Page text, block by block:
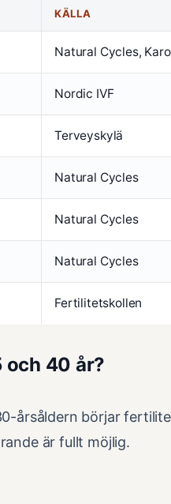
KÄLLA
Natural Cycles,
Nordic IVF
Terveyskylä
Natural Cycles
Natural Cycles
Natural Cycles
Fertilitetskollen
och 40 år?
årsåldern börjar
är fullt möjlig.